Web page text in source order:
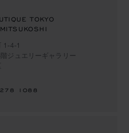
TOKYO
1-4-1
ジュエリーギャラリー
1088